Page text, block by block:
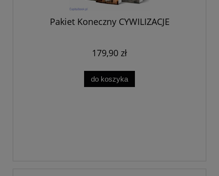
Pakiet Koneczny CYWILIZACJE
179,90 zł
do koszyka